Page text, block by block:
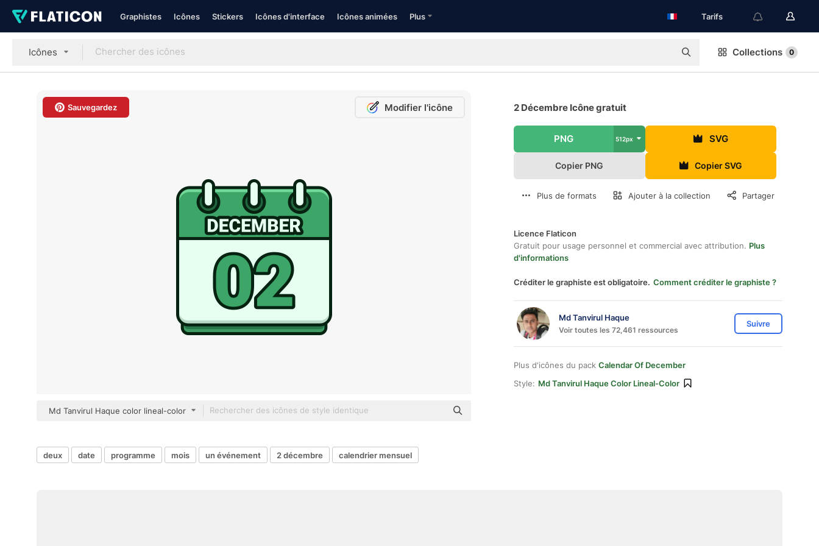
Graphistes Icônes Stickers Icônes d'interface Icônes animées Plus Tarifs
Icônes Collections 0
Sauvegardez Modifier l'icône
Md Tanvirul Haque color lineal-color
2 Décembre Icône gratuit
PNG 512px SVG
Copier PNG Copier SVG
Plus de formats Ajouter à la collection Partager
Licence Flaticon
Gratuit pour usage personnel et commercial avec attribution. Plus
d'informations
Créditer le graphiste est obligatoire. Comment créditer le graphiste ?
Md Tanvirul Haque
Voir toutes les 72,461 ressources
Suivre
Plus d'icônes du pack Calendar Of December
Style: Md Tanvirul Haque Color Lineal-Color
deux date programme mois un événement 2 décembre calendrier mensuel